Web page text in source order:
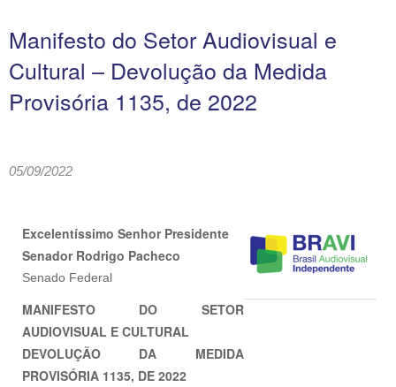
Manifesto do Setor Audiovisual e
Cultural – Devolução da Medida
Provisória 1135, de 2022
05/09/2022
Excelentíssimo Senhor Presidente
Senador Rodrigo Pacheco
Senado Federal
MANIFESTO DO SETOR
AUDIOVISUAL E CULTURAL
DEVOLUÇÃO DA MEDIDA
PROVISÓRIA 1135, DE 2022